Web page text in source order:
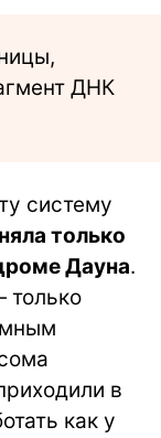
ДНК
систему
только
Дауна.
только
в
как у